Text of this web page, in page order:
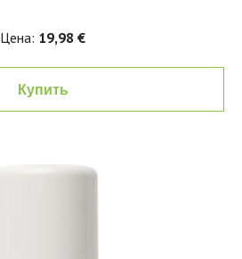
Цена: 19,98 €
Купить